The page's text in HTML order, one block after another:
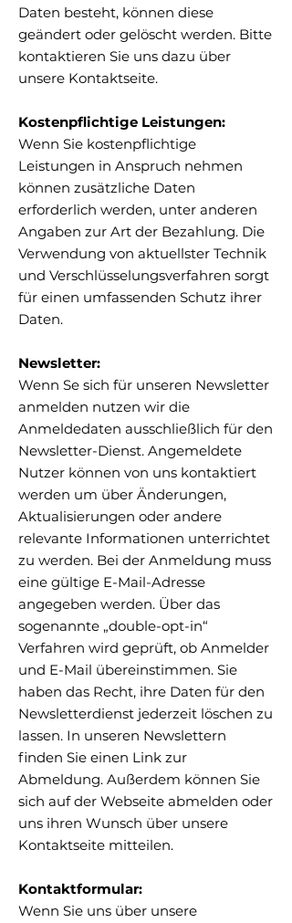
Daten besteht, können diese
geändert oder gelöscht werden. Bitte
kontaktieren Sie uns dazu über
unsere Kontaktseite.
Kostenpflichtige Leistungen:
Wenn Sie kostenpflichtige
Leistungen in Anspruch nehmen
können zusätzliche Daten
erforderlich werden, unter anderen
Angaben zur Art der Bezahlung. Die
Verwendung von aktuellster Technik
und Verschlüsselungsverfahren sorgt
für einen umfassenden Schutz ihrer
Daten.
Newsletter:
Wenn Se sich für unseren Newsletter
anmelden nutzen wir die
Anmeldedaten ausschließlich für den
Newsletter-Dienst. Angemeldete
Nutzer können von uns kontaktiert
werden um über Änderungen,
Aktualisierungen oder andere
relevante Informationen unterrichtet
zu werden. Bei der Anmeldung muss
eine gültige E-Mail-Adresse
angegeben werden. Über das
sogenannte „double-opt-in“
Verfahren wird geprüft, ob Anmelder
und E-Mail übereinstimmen. Sie
haben das Recht, ihre Daten für den
Newsletterdienst jederzeit löschen zu
lassen. In unseren Newslettern
finden Sie einen Link zur
Abmeldung. Außerdem können Sie
sich auf der Webseite abmelden oder
uns ihren Wunsch über unsere
Kontaktseite mitteilen.
Kontaktformular:
Wenn Sie uns über unsere